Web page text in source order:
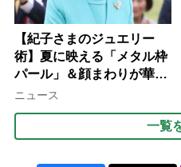
【紀子さまのジュエリー
術】夏に映える「メタル枠
パール」＆顔まわりが華や
ぐ「揺れる一粒」の使い分
ニュース
一覧